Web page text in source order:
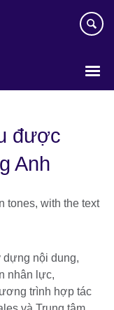
được
Anh
dựng nội dung,
nhân lực,
trình hợp tác